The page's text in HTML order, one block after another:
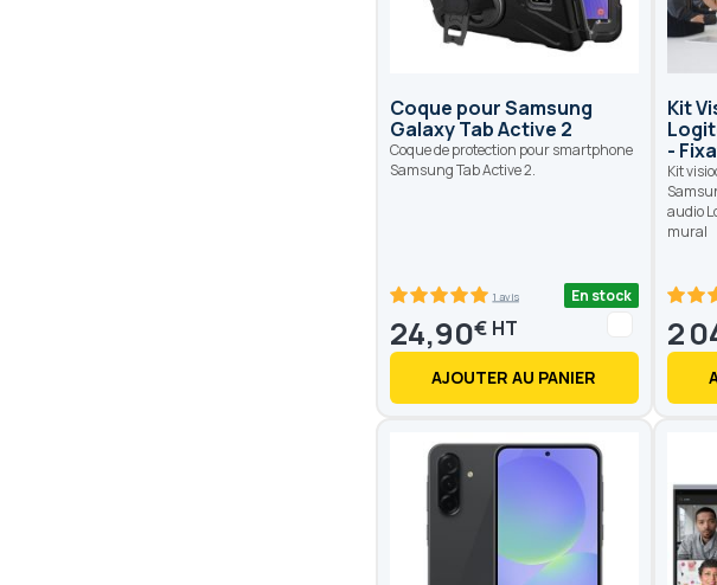
Coque pour Samsung
Galaxy Tab Active 2
Coque de protection pour smartphone
Samsung Tab Active 2.
1 avis En stock
24,90€
AJOUTER AU PANIER
Kit
-
Kit
audio
mural
2